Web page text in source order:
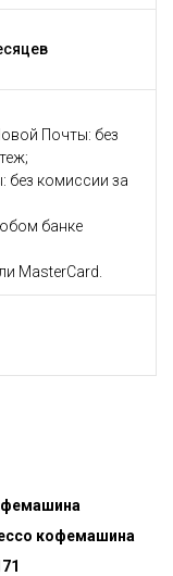
Почты: без
без комиссии за
банке
MasterCard.
кофемашина